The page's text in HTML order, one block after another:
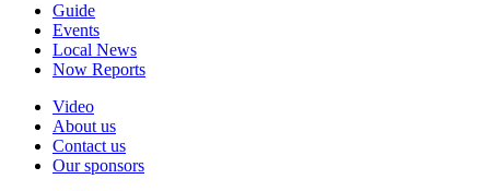
Guide
Events
Local News
Now Reports
Video
About us
Contact us
Our sponsors